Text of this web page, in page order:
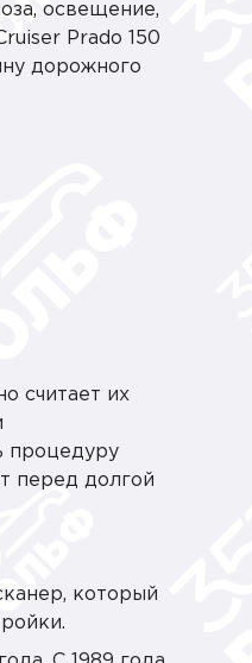
освещение,
Prado 150
дорожного
считает их
процедуру
перед долгой
который